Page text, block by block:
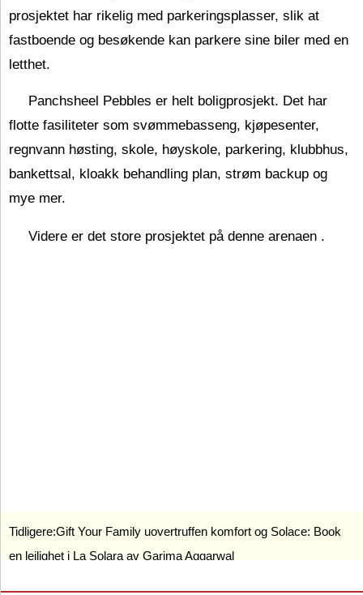
prosjektet har rikelig med parkeringsplasser, slik at
fastboende og besøkende kan parkere sine biler med en
letthet.
Panchsheel Pebbles er helt boligprosjekt. Det har
flotte fasiliteter som svømmebasseng, kjøpesenter,
regnvann høsting, skole, høyskole, parkering, klubbhus,
bankettsal, kloakk behandling plan, strøm backup og
mye mer.
Videre er det store prosjektet på denne arenaen .
Tidligere:Gift Your Family uovertruffen komfort og Solace: Book
en leilighet i La Solara av Garima Aggarwal